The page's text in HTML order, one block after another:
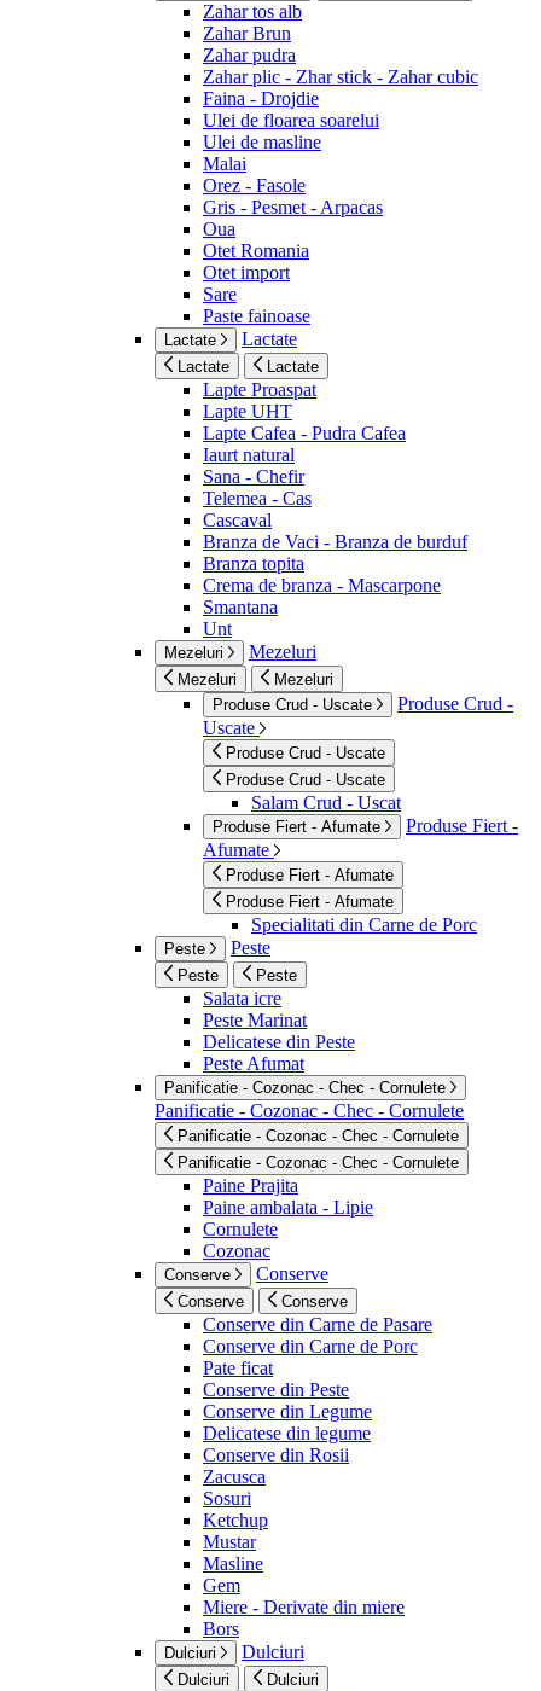
Zahar tos alb
Zahar Brun
Zahar pudra
Zahar plic - Zhar stick - Zahar cubic
Faina - Drojdie
Ulei de floarea soarelui
Ulei de masline
Malai
Orez - Fasole
Gris - Pesmet - Arpacas
Oua
Otet Romania
Otet import
Sare
Paste fainoase
Lactate Lactate
Lactate Lactate
Lapte Proaspat
Lapte UHT
Lapte Cafea - Pudra Cafea
Iaurt natural
Sana - Chefir
Telemea - Cas
Cascaval
Branza de Vaci - Branza de burduf
Branza topita
Crema de branza - Mascarpone
Smantana
Unt
Mezeluri Mezeluri
Mezeluri
Mezeluri
Produse Crud - Uscate
Produse Crud -
Uscate
Produse Crud - Uscate
Produse Crud - Uscate
Salam Crud - Uscat
Produse Fiert - Afumate
Produse Fiert -
Afumate
Produse Fiert - Afumate
Produse Fiert - Afumate
Specialitati din Carne de Porc
Peste Peste
Peste Peste
Salata icre
Peste Marinat
Delicatese din Peste
Peste Afumat
Panificatie - Cozonac - Chec - Cornulete
Panificatie - Cozonac - Chec - Cornulete
Panificatie - Cozonac - Chec - Cornulete
Panificatie - Cozonac - Chec - Cornulete
Paine Prajita
Paine ambalata - Lipie
Cornulete
Cozonac
Conserve Conserve
Conserve Conserve
Conserve din Carne de Pasare
Conserve din Carne de Porc
Pate ficat
Conserve din Peste
Conserve din Legume
Delicatese din legume
Conserve din Rosii
Zacusca
Sosuri
Ketchup
Mustar
Masline
Gem
Miere - Derivate din miere
Bors
Dulciuri Dulciuri
Dulciuri Dulciuri